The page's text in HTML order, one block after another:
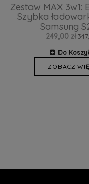
Zestaw MAX 3w1:
Szybka
Samsung
249,00 zł
Do
ZOBACZ